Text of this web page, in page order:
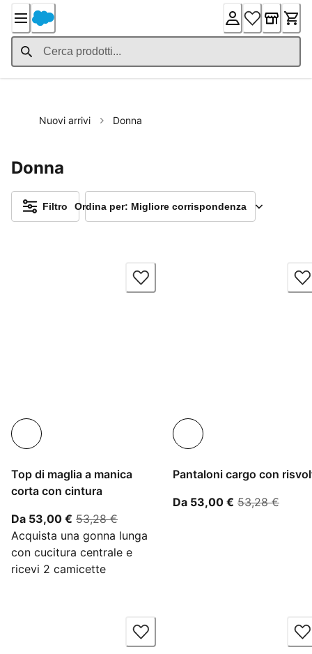
Content
Nuovi arrivi Donna
Donna
Filtro Ordina per: Migliore corrispondenza
Top di maglia a manica
corta con cintura
Da 53,00 € A partire dal prezzo attuale 53,00 €
53,28 €prezzo originale 53,28 €
Acquista una gonna lunga
con cucitura centrale e
ricevi 2 camicette
Pantaloni cargo con
Da 53,00 € A partire dal
53,28 €